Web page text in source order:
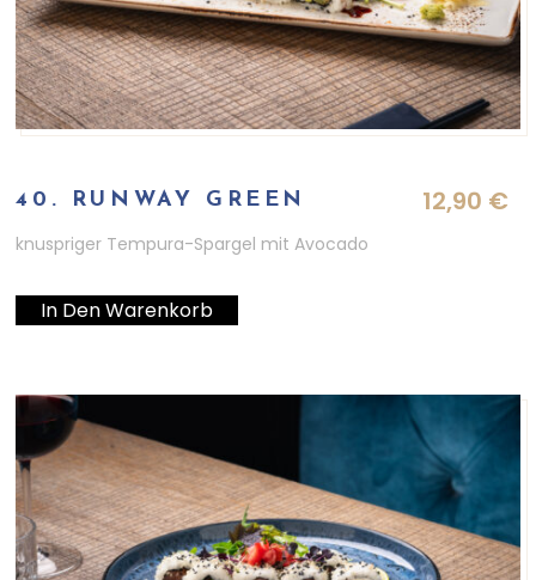
40. RUNWAY GREEN 12,90 €
knuspriger Tempura-Spargel mit Avocado
In Den Warenkorb